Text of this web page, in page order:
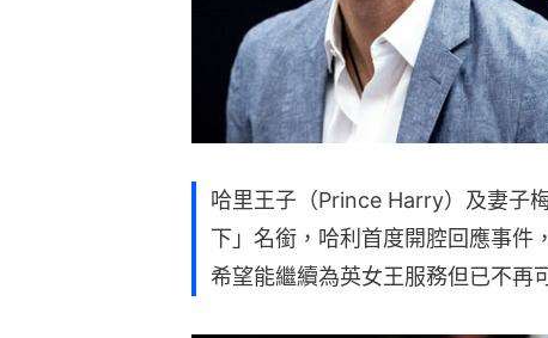
哈里王子（Prince Harry）及妻子
下」名銜，哈利首度開腔回應事件
希望能繼續為英女王服務但已不再